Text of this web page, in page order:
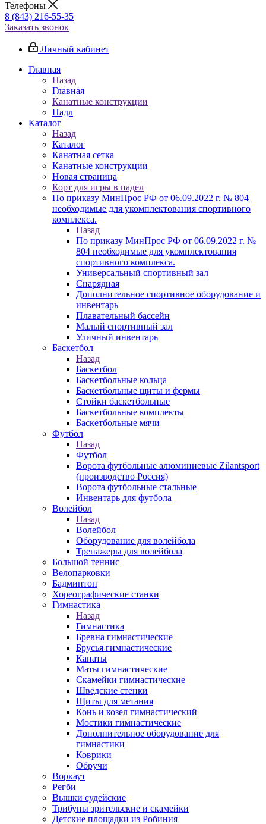
Телефоны
8 (843) 216-55-35
Заказать звонок
Личный кабинет
Главная
Назад
Главная
Канатные конструкции
Падл
Каталог
Назад
Каталог
Канатная сетка
Канатные конструкции
Новая страница
Корт для игры в падел
По приказу МинПрос РФ от 06.09.2022 г. № 804
необходимые для укомплектования спортивного
комплекса.
Назад
По приказу МинПрос РФ от 06.09.2022 г. №
804 необходимые для укомплектования
спортивного комплекса.
Универсальный спортивный зал
Снарядная
Дополнительное спортивное оборудование и
инвентарь
Плавательный бассейн
Малый спортивный зал
Уличный инвентарь
Баскетбол
Назад
Баскетбол
Баскетбольные кольца
Баскетбольные щиты и фермы
Стойки баскетбольные
Баскетбольные комплекты
Баскетбольные мячи
Футбол
Назад
Футбол
Ворота футбольные алюминиевые Zilantsport
(производство Россия)
Ворота футбольные стальные
Инвентарь для футбола
Волейбол
Назад
Волейбол
Оборудование для волейбола
Тренажеры для волейбола
Большой теннис
Велопарковки
Бадминтон
Хореографические станки
Гимнастика
Назад
Гимнастика
Бревна гимнастические
Брусья гимнастические
Канаты
Маты гимнастические
Скамейки гимнастические
Шведские стенки
Щиты для метания
Конь и козел гимнастический
Мостики гимнастические
Дополнительное оборудование для
гимнастики
Коврики
Обручи
Воркаут
Регби
Вышки судейские
Трибуны зрительские и скамейки
Детские площадки из Робиния